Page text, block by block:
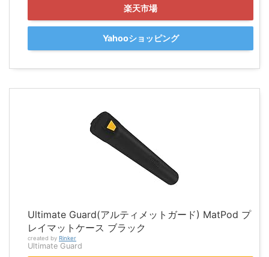
楽天市場
Yahooショッピング
Ultimate Guard(アルティメットガード) MatPod プ
レイマットケース ブラック
created by Rinker
Ultimate Guard